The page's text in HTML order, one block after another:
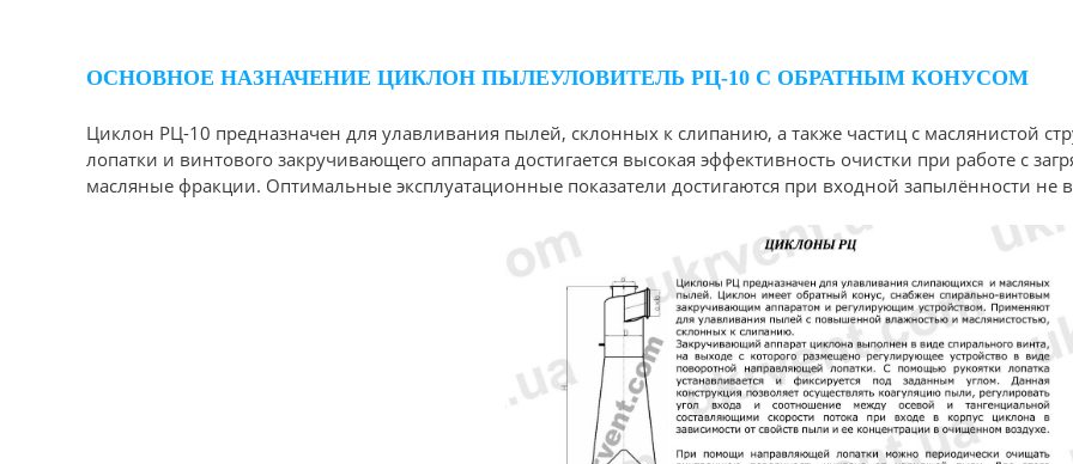
ОСНОВНОЕ НАЗНАЧЕНИЕ ЦИКЛОН ПЫЛЕУЛОВИТЕЛЬ РЦ-10 С ОБРАТНЫМ КОНУСОМ
Циклон РЦ-10 предназначен для улавливания пылей, склонных к слипанию, а также частиц с маслянистой
лопатки и винтового закручивающего аппарата достигается высокая эффективность очистки при работе с
масляные фракции. Оптимальные эксплуатационные показатели достигаются при входной запылённости не